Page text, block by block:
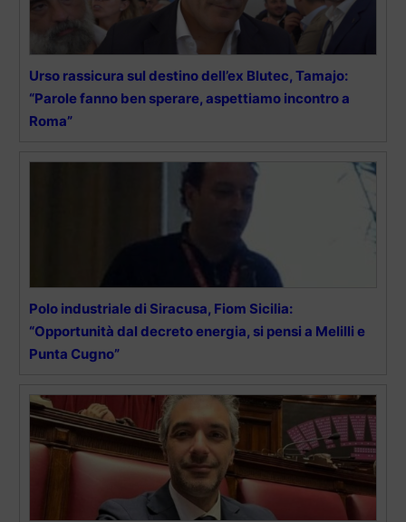
Urso rassicura sul destino dell’ex Blutec, Tamajo:
“Parole fanno ben sperare, aspettiamo incontro a
Roma”
Polo industriale di Siracusa, Fiom Sicilia:
“Opportunità dal decreto energia, si pensi a Melilli e
Punta Cugno”